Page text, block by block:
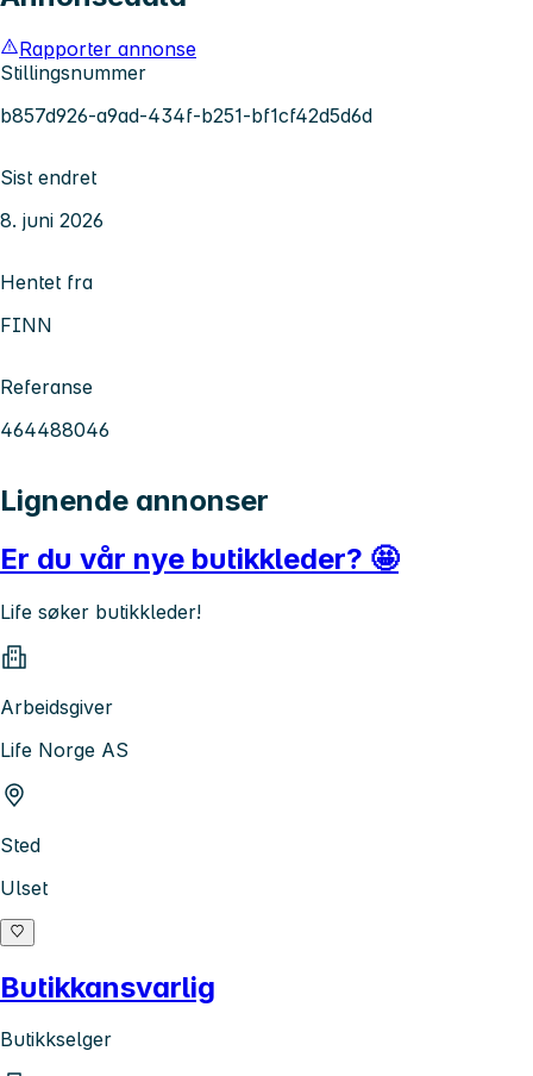
Rapporter annonse
Stillingsnummer
b857d926-a9ad-434f-b251-bf1cf42d5d6d
Sist endret
8. juni 2026
Hentet fra
FINN
Referanse
464488046
Lignende annonser
Er du vår nye butikkleder? 🤩
Life søker butikkleder!
Arbeidsgiver
Life Norge AS
Sted
Ulset
Butikkansvarlig
Butikkselger